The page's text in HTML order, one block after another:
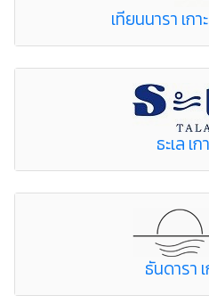
เทียนนารา เก
ธะเล เ
ธันดารา